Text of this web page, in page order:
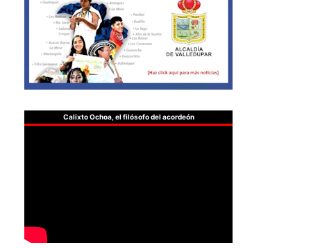
Calixto Ochoa, el filósofo del acordeón